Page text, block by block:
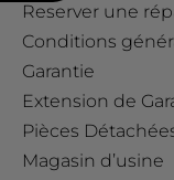
Reserver une
Conditions
Garantie
Extension de
Pièces
Magasin d’usine